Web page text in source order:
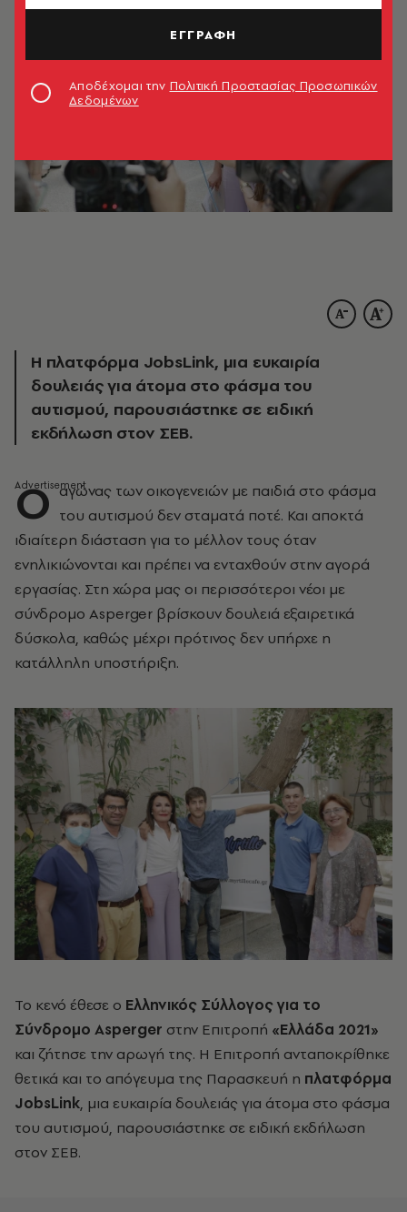
Η πλατφόρμα JobsLink, μια ευκαιρία
δουλειάς για άτομα στο φάσμα του
αυτισμού, παρουσιάστηκε σε ειδική
εκδήλωση στον ΣΕΒ.
Ο αγώνας των οικογενειών με παιδιά στο φάσμα
του αυτισμού δεν σταματά ποτέ. Και αποκτά
ιδιαίτερη διάσταση για το μέλλον τους όταν
ενηλικιώνονται και πρέπει να ενταχθούν στην αγορά
εργασίας. Στη χώρα μας οι περισσότεροι νέοι με
σύνδρομο Asperger βρίσκουν δουλειά εξαιρετικά
δύσκολα, καθώς μέχρι πρότινος δεν υπήρχε η
κατάλληλη υποστήριξη.
Το κενό έθεσε ο Ελληνικός Σύλλογος για το
Σύνδρομο Asperger στην Επιτροπή «Ελλάδα 2021»
και ζήτησε την αρωγή της. Η Επιτροπή ανταποκρίθηκε
θετικά και το απόγευμα της Παρασκευή η πλατφόρμα
JobsLink, μια ευκαιρία δουλειάς για άτομα στο φάσμα
του αυτισμού, παρουσιάστηκε σε ειδική εκδήλωση
στον ΣΕΒ.
ΕΓΓΡΑΦΗ
Αποδέχομαι την Πολιτική Προστασίας Προσωπικών
Δεδομένων